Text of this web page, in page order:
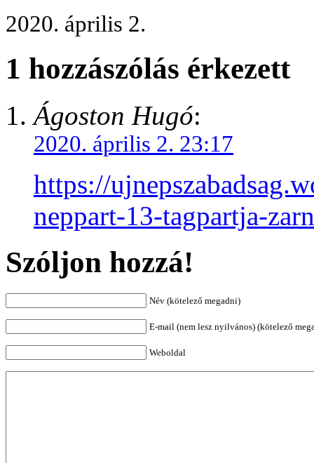
2020. április 2.
1 hozzászólás érkezett
Ágoston Hugó:
2020. április 2. 23:17
https://
neppart-13-tagpartja-
Szóljon hozzá!
Név (kötelező megadni)
E-mail (nem lesz nyilvános) (kötelező
Weboldal